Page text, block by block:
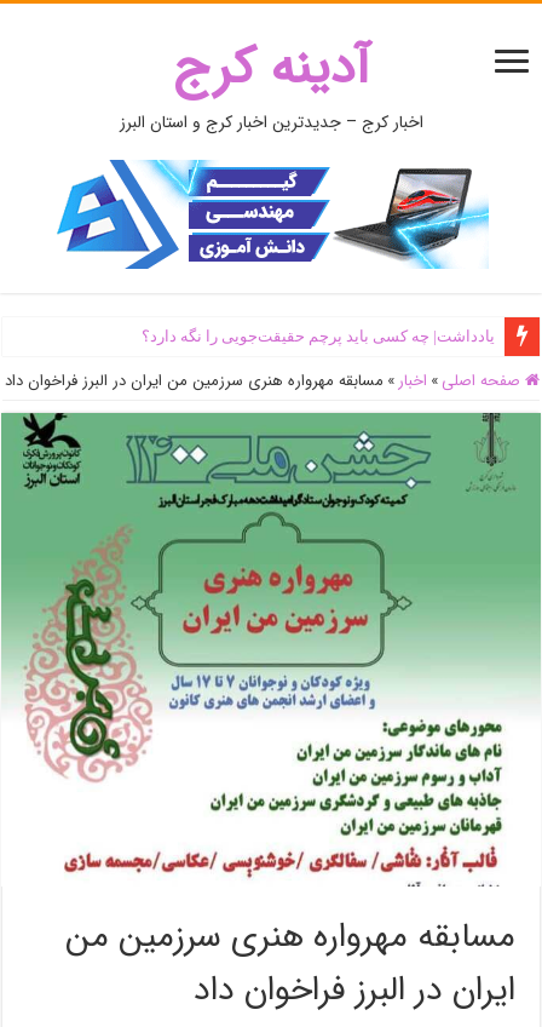
آدینه کرج
اخبار کرج – جدیدترین اخبار کرج و استان البرز
یادداشت| ‌چه کسی باید پرچم حقیقت‌جویی را نگه دارد؟
صفحه اصلی » اخبار » مسابقه مهرواره هنری سرزمین من ایران در البرز فراخوان داد
مسابقه مهرواره هنری سرزمین من
ایران در البرز فراخوان داد